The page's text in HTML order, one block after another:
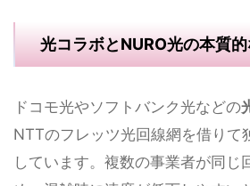
光コラボとNURO光の本質
ドコモ光やソフトバンク光などの
NTTのフレッツ光回線網を借りて
しています。複数の事業者が同じ